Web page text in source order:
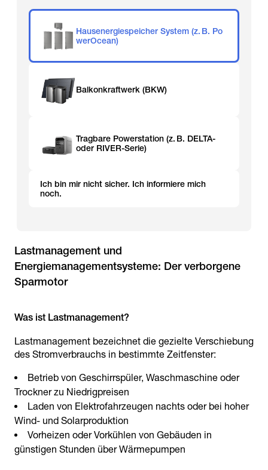
Hausenergiespeicher System (z. B. Po
werOcean)
Balkonkraftwerk (BKW)
Tragbare Powerstation (z. B. DELTA-
oder RIVER-Serie)
Ich bin mir nicht sicher. Ich informiere mich
noch.
Lastmanagement und
Energiemanagementsysteme: Der verborgene
Lastmanagement bezeichnet die gezielte Verschiebung
des Stromverbrauchs in bestimmte Zeitfenster:
Betrieb von Geschirrspüler, Waschmaschine oder
Trockner zu Niedrigpreisen
Laden von Elektrofahrzeugen nachts oder bei hoher
Wind- und Solarproduktion
Vorheizen oder Vorkühlen von Gebäuden in
günstigen Stunden über Wärmepumpen